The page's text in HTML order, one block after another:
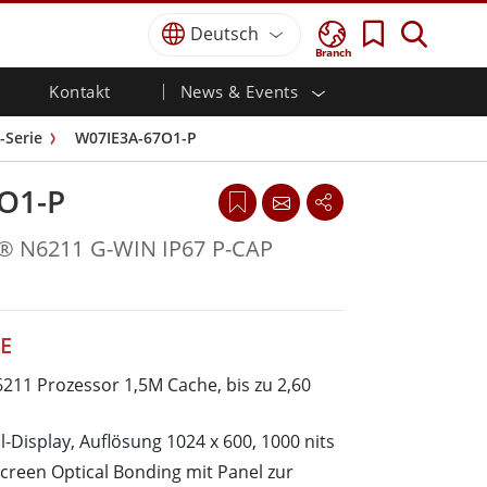
Branch
Deutsch
Kontakt News & Events
Verteidigungs-Grade
Robuster Laptop für die Verteidigung
Robuste Tablets für die Verteidigung
Ultra-robuste Tablets von Defence
Verteidigungs-Panel-PCs
Verteidigungs-Display / NVIS-Display
Bodenkontrollstation
Marine-Produkte
Marine-Panel-PCs
Marine-Display
Eingebettete Computer für die Marine
HMI/Industrielle
Automatisierung
Marine
Erneuerbare Energie
Karriere
Partner-Portal
Veröffentlichungen
Zertifizierung／
Standardkonformität
Serie W07IE3A-67O1-P
P
G-WIN IP67 P-CAP
Prozessor 1,5M Cache, bis zu 2,60
Display, Auflösung 1024 x 600, 1000 nits
Optical Bonding mit Panel zur